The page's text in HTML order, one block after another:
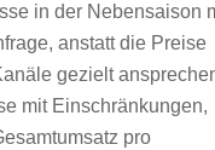
in der Nebensaison
anstatt die Preise
gezielt
mit Einschränkungen,
pro